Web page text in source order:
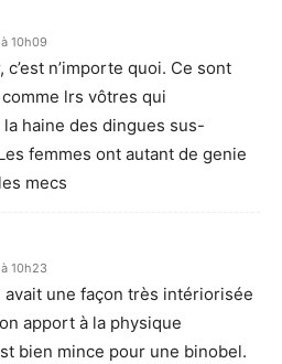
10h09
c’est n’importe quoi. Ce sont
lrs vôtres qui
haine des dingues sus-
femmes ont autant de genie
mecs
10h23
avait une façon très intériorisée
apport à la physique
bien mince pour une binobel.